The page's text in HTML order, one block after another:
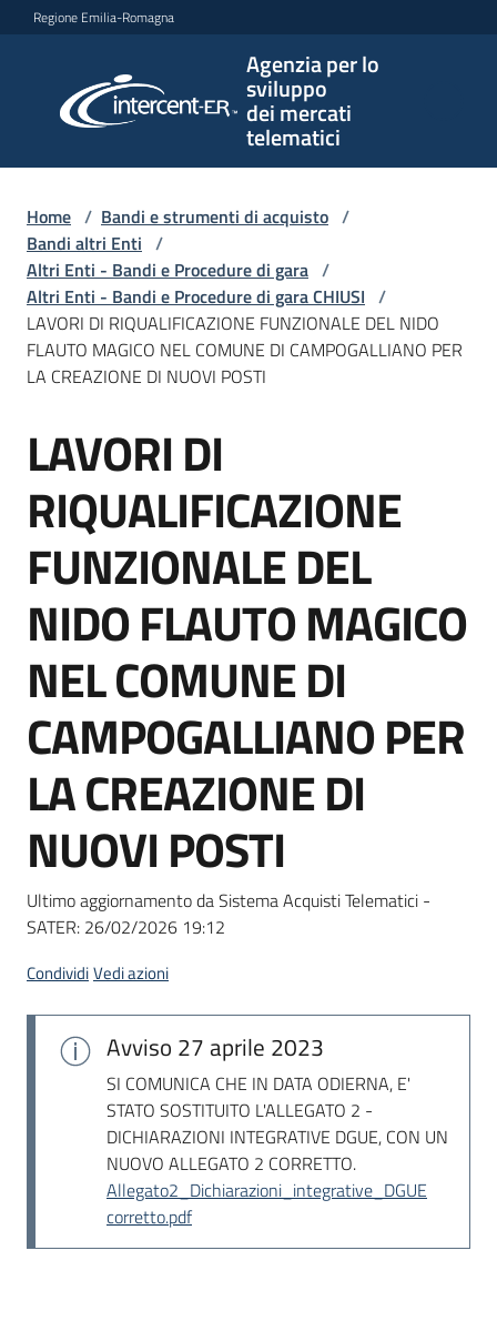
Vai al contenuto
Vai alla navigazione
Vai al footer
Regione Emilia-Romagna
Agenzia per lo
sviluppo
dei mercati
telematici
per lo
sviluppo
telematici
L'Agenzia
e
strumenti
acquisto
Supporto
Piattaforme
telematiche
site
Seguici
Home / Bandi e strumenti di acquisto /
Bandi altri Enti /
Altri Enti - Bandi e Procedure di gara /
Altri Enti - Bandi e Procedure di gara CHIUSI /
LAVORI DI RIQUALIFICAZIONE FUNZIONALE DEL NIDO
FLAUTO MAGICO NEL COMUNE DI CAMPOGALLIANO PER
LA CREAZIONE DI NUOVI POSTI
Salta al contenuto
LAVORI DI
RIQUALIFICAZIONE
FUNZIONALE DEL
NIDO FLAUTO MAGICO
NEL COMUNE DI
CAMPOGALLIANO PER
LA CREAZIONE DI
NUOVI POSTI
Ultimo aggiornamento da Sistema Acquisti Telematici -
SATER: 26/02/2026 19:12
CondividiVedi azioni
Avviso 27 aprile 2023
SI COMUNICA CHE IN DATA ODIERNA, E'
STATO SOSTITUITO L'ALLEGATO 2 -
DICHIARAZIONI INTEGRATIVE DGUE, CON UN
NUOVO ALLEGATO 2 CORRETTO.
Allegato2_Dichiarazioni_integrative_DGUE
corretto.pdf